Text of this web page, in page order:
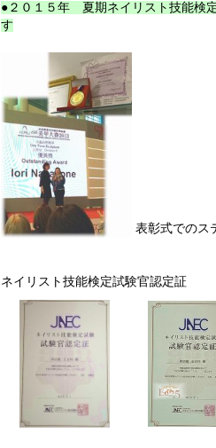
●２０１５年 夏期ネイリスト技能検
す
表彰式でのス
ネイリスト技能検定試験官認定証